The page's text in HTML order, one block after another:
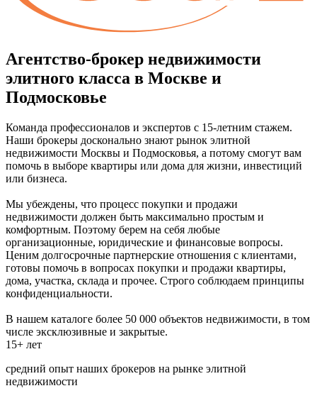
Агентство-брокер недвижимости
элитного класса в Москве и
Подмосковье
Команда профессионалов и экспертов с 15-летним стажем.
Наши брокеры досконально знают рынок элитной
недвижимости Москвы и Подмосковья, а потому смогут вам
помочь в выборе квартиры или дома для жизни, инвестиций
или бизнеса.
Мы убеждены, что процесс покупки и продажи
недвижимости должен быть максимально простым и
комфортным. Поэтому берем на себя любые
организационные, юридические и финансовые вопросы.
Ценим долгосрочные партнерские отношения с клиентами,
готовы помочь в вопросах покупки и продажи квартиры,
дома, участка, склада и прочее. Строго соблюдаем принципы
конфиденциальности.
В нашем каталоге более 50 000 объектов недвижимости, в том
числе эксклюзивные и закрытые.
15+ лет
средний опыт наших брокеров на рынке элитной
недвижимости